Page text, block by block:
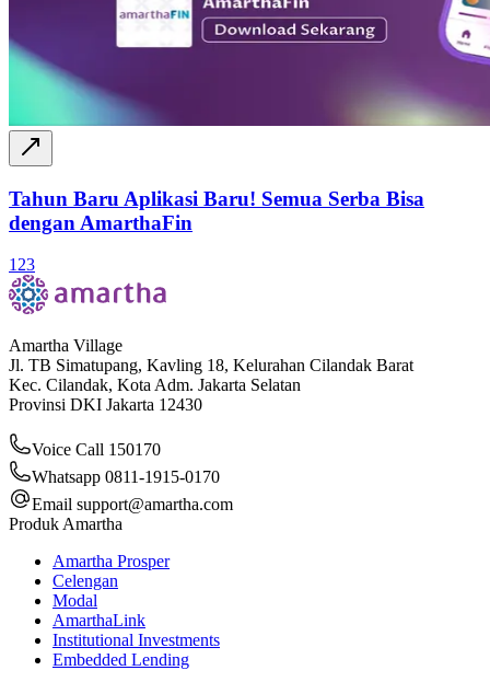
Tahun Baru Aplikasi Baru! Semua Serba Bisa
dengan AmarthaFin
1 23
Amartha Village
Jl. TB Simatupang, Kavling 18, Kelurahan Cilandak Barat
Kec. Cilandak, Kota Adm. Jakarta Selatan
Provinsi DKI Jakarta 12430
Voice Call 150170
Whatsapp 0811-1915-0170
Email support@amartha.com
Produk Amartha
Amartha Prosper
Celengan
Modal
AmarthaLink
Institutional Investments
Embedded Lending